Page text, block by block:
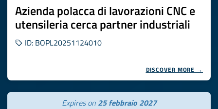
Azienda polacca di lavorazioni CNC e
utensileria cerca partner industriali
ID: BOPL20251124010
DISCOVER MORE →
Expires on 25 febbraio 2027